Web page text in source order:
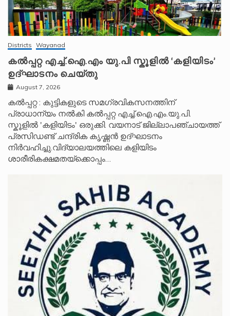
Districts Wayanad
കൽപ്പറ്റ എച്ച്.ഐ.എം യു.പി സ്കൂ‌ളിൽ ‘കളിയിടം’
ഉദ്ഘാടനം ചെയ്തു
August 7, 2026
കൽപ്പറ്റ : കുട്ടികളുടെ സമഗ്രവികസനത്തിന്
പ്രാധാന്യം നൽകി കൽപ്പറ്റ എച്ച്.ഐ.എം.യു.പി.
സ്കൂ‌ളിൽ 'കളിയിടം' ഒരുക്കി. വയനാട് ജില്ലാപഞ്ചായത്ത്
പ്രസിഡണ്ട് ചന്ദ്രിക കൃഷ്ണൻ ഉദ്ഘാടനം
നിർവഹിച്ചു.വിദ്യാലയത്തിലെ കളിയിടം
ശാരീരികക്ഷമതയ്‌ക്കൊപ്പം…